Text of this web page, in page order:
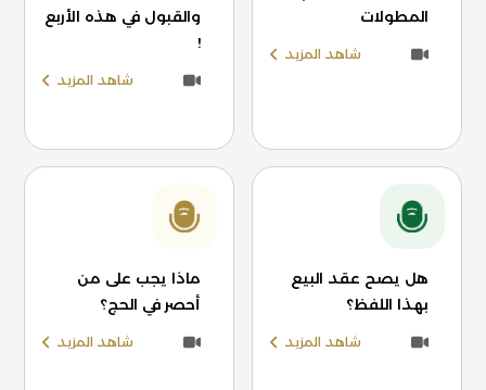
المطولات
شاهد المزيد
والقبول في هذه الأربع
!
شاهد المزيد
هل يصح عقد البيع
بهذا اللفظ؟
شاهد المزيد
ماذا يجب على من
أحصر في الحج؟
شاهد المزيد